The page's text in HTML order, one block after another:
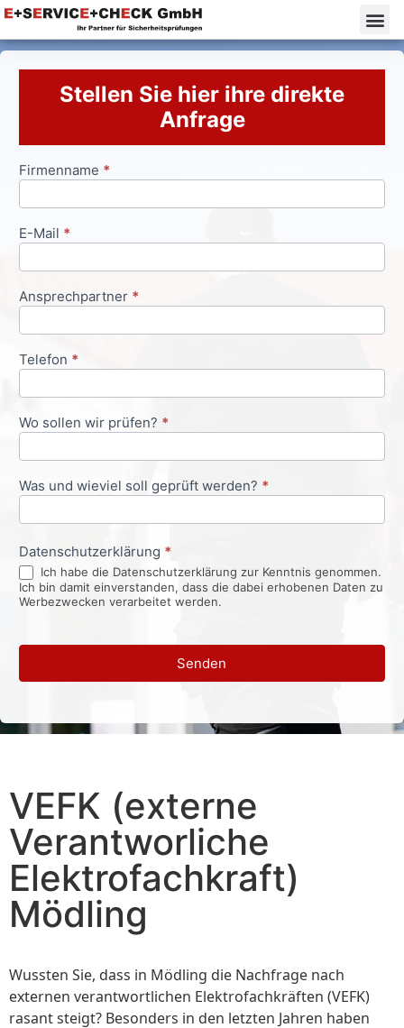
Stellen Sie hier ihre direkte
Anfrage
Anfrageformular
Firmenname *
E-Mail *
Ansprechpartner *
Telefon *
Wo sollen wir prüfen? *
Was und wieviel soll geprüft werden? *
Datenschutzerklärung *
Ich habe die Datenschutzerklärung zur Kenntnis genommen.
Ich bin damit einverstanden, dass die dabei erhobenen Daten zu
Werbezwecken verarbeitet werden.
Senden
VEFK (externe
Verantworliche
Elektrofachkraft)
Mödling
Wussten Sie, dass in Mödling die Nachfrage nach
externen verantwortlichen Elektrofachkräften (VEFK)
rasant steigt? Besonders in den letzten Jahren haben